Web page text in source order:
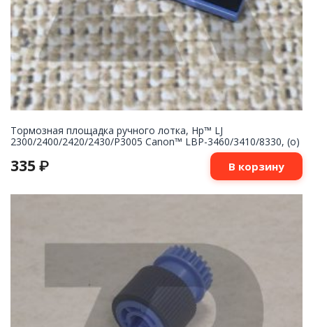
Тормозная площадка ручного лотка, Hp™ LJ
2300/2400/2420/2430/P3005 Canon™ LBP-3460/3410/8330, (о)
335 ₽ В корзину